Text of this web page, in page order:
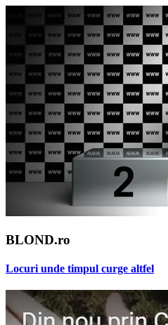
BLOND.ro
Locuri unde timpul curge altfel